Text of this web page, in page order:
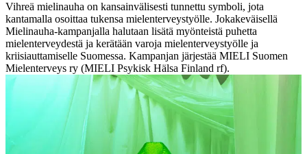
Vihreä mielinauha on kansainvälisesti tunnettu symboli, jota
kantamalla osoittaa tukensa mielenterveystyölle. Jokakeväisellä
Mielinauha-kampanjalla halutaan lisätä myönteistä puhetta
mielenterveydestä ja kerätään varoja mielenterveystyölle ja
kriisiauttamiselle Suomessa. Kampanjan järjestää MIELI Suomen
Mielenterveys ry (MIELI Psykisk Hälsa Finland rf).